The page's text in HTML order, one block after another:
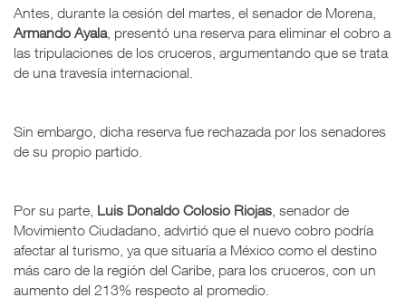
Antes, durante la cesión del martes, el senador de Morena,
Armando Ayala, presentó una reserva para eliminar el cobro a
las tripulaciones de los cruceros, argumentando que se trata
de una travesía internacional.
Sin embargo, dicha reserva fue rechazada por los senadores
de su propio partido.
Por su parte, Luis Donaldo Colosio Riojas , senador de
Movimiento Ciudadano, advirtió que el nuevo cobro podría
afectar al turismo, ya que situaría a México como el destino
más caro de la región del Caribe, para los cruceros, con un
aumento del 213% respecto al promedio.